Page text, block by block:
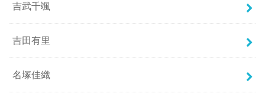
吉武千颯
吉田有里
名塚佳織